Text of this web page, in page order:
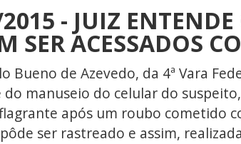
- JUIZ
SER ACESSADOS
Bueno de Azevedo, da 4ª Vara
manuseio do celular do
após um roubo cometido
ser rastreado e assim,